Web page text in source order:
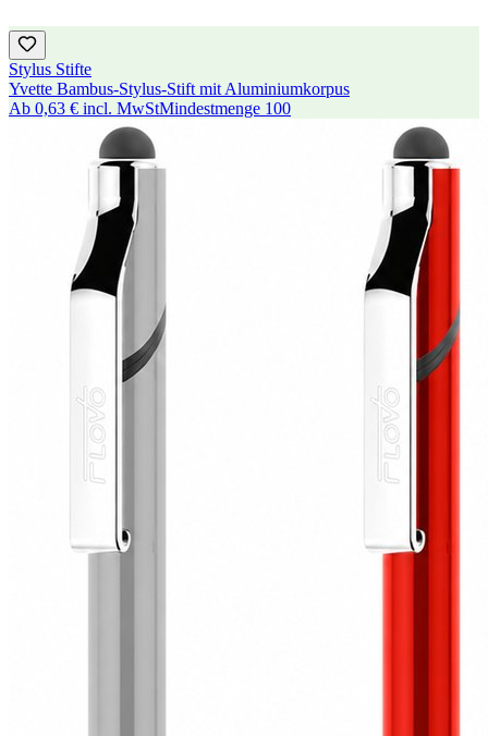
Stylus Stifte
Yvette Bambus-Stylus-Stift mit Aluminiumkorpus
Ab 0,63 € incl. MwStMindestmenge 100